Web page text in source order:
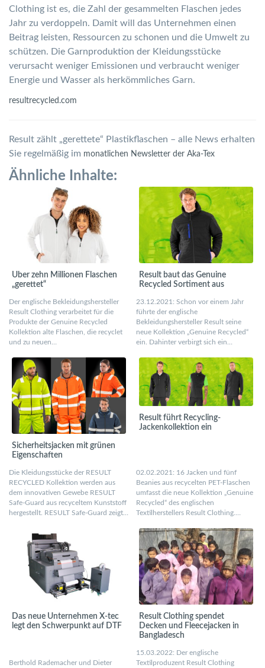
Clothing ist es, die Zahl der gesammelten Flaschen jedes
Jahr zu verdoppeln. Damit will das Unternehmen einen
Beitrag leisten, Ressourcen zu schonen und die Umwelt zu
schützen. Die Garnproduktion der Kleidungsstücke
verursacht weniger Emissionen und verbraucht weniger
Energie und Wasser als herkömmliches Garn.
resultrecycled.com
Result zählt „gerettete“ Plastikflaschen – alle News erhalten
Sie regelmäßig im monatlichen Newsletter der Aka-Tex
Ähnliche Inhalte:
Über zehn Millionen Flaschen
„gerettet“
Der englische Bekleidungshersteller
Result Clothing verarbeitet für die
Produkte der Genuine Recycled
Kollektion alte Flaschen, die recyclet
und zu neuen…
Result baut das Genuine
Recycled Sortiment aus
23.12.2021: Schon vor einem Jahr
führte der englische
Bekleidungshersteller Result seine
neue Kollektion „Genuine Recycled“
ein. Dahinter verbirgt sich ein…
Sicherheitsjacken mit grünen
Eigenschaften
Die Kleidungsstücke der RESULT
RECYCLED Kollektion werden aus
dem innovativen Gewebe RESULT
Safe-Guard aus recyceltem Kunststoff
hergestellt. RESULT Safe-Guard zeigt…
Result führt Recycling-
Jackenkollektion ein
02.02.2021: 16 Jacken und fünf
Beanies aus recycelten PET-Flaschen
umfasst die neue Kollektion „Genuine
Recycled“ des englischen
Textilherstellers Result Clothing.…
Das neue Unternehmen X-tec
legt den Schwerpunkt auf DTF
Berthold Rademacher und Dieter
Result Clothing spendet
Decken und Fleecejacken in
Bangladesch
15.03.2022: Der englische
Textilproduzent Result Clothing